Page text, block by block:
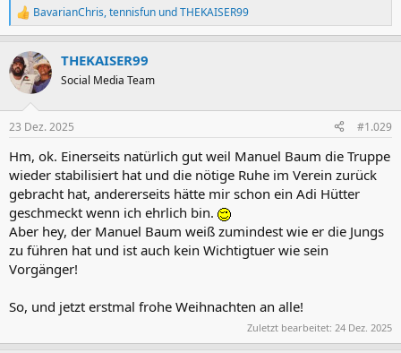
R
e
k
t
i
e
:
BavarianChris,tennisfun undTHEKAISER99
THEKAISER99
Social Media Team
23 Dez. 2025 #1.029
Hm, ok. Einerseits natürlich gut weil Manuel Baum die Truppe
wieder stabilisiert hat und die nötige Ruhe im Verein zurück
gebracht hat, andererseits hätte mir schon ein Adi Hütter
geschmeckt wenn ich ehrlich bin.
Aber hey, der Manuel Baum weiß zumindest wie er die Jungs
zu führen hat und ist auch kein Wichtigtuer wie sein
Vorgänger!
So, und jetzt erstmal frohe Weihnachten an alle!
Zuletzt bearbeitet: 24 Dez. 2025